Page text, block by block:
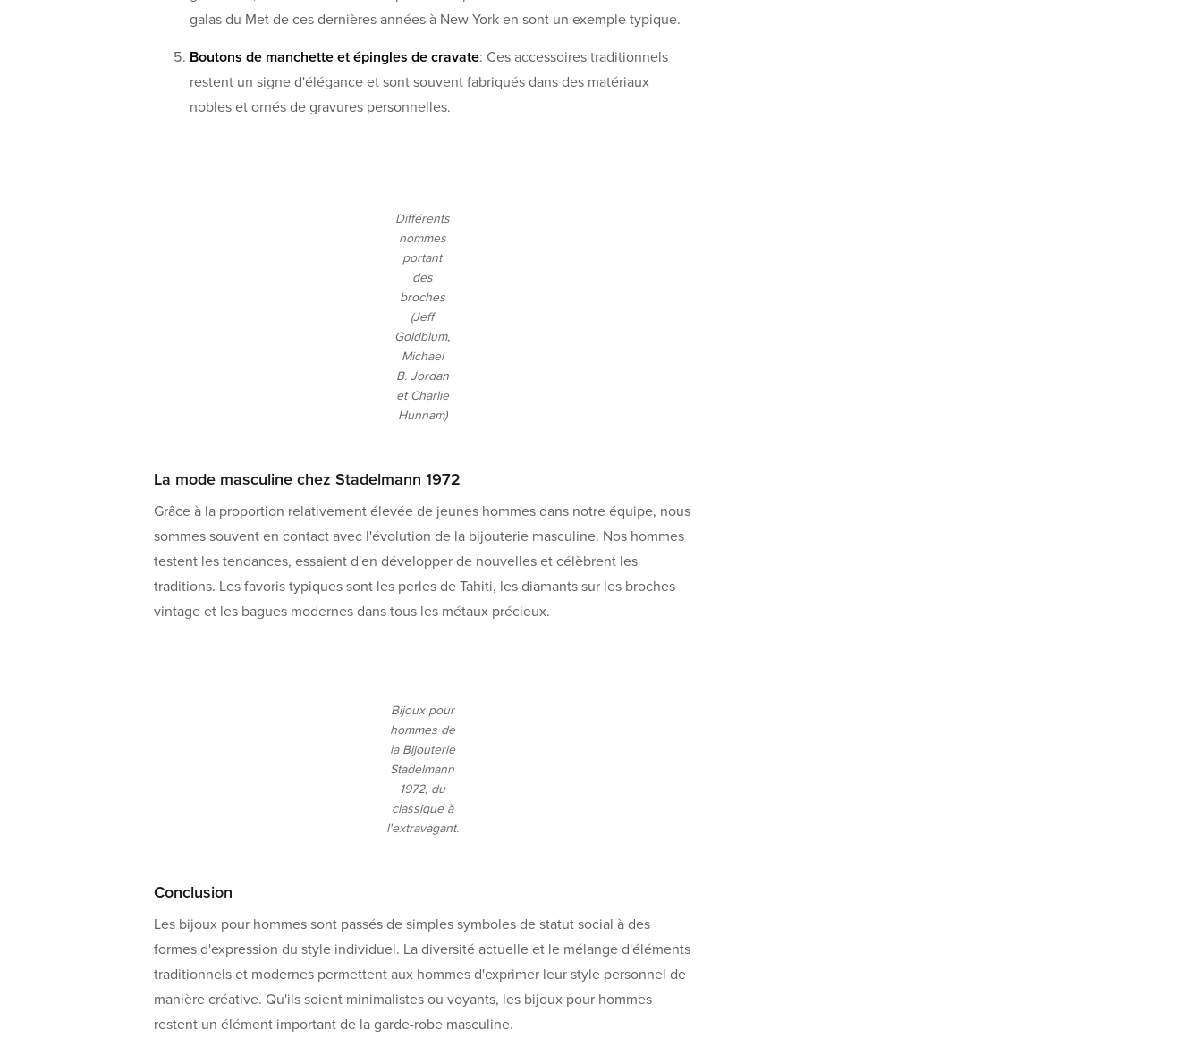
galas du Met de ces dernières années à New York en sont un exemple typique.
Boutons de manchette et épingles de cravate: Ces accessoires traditionnels
restent un signe d'élégance et sont souvent fabriqués dans des matériaux
nobles et ornés de gravures personnelles.
Différents
hommes
portant
des
broches
(Jeff
Goldblum,
Michael
B. Jordan
et Charlie
Hunnam)
La mode masculine chez Stadelmann 1972
Grâce à la proportion relativement élevée de jeunes hommes dans notre équipe, nous
sommes souvent en contact avec l'évolution de la bijouterie masculine. Nos hommes
testent les tendances, essaient d'en développer de nouvelles et célèbrent les
traditions. Les favoris typiques sont les perles de Tahiti, les diamants sur les broches
vintage et les bagues modernes dans tous les métaux précieux.
Bijoux pour
hommes de
la Bijouterie
Stadelmann
1972, du
classique à
l'extravagant.
Conclusion
Les bijoux pour hommes sont passés de simples symboles de statut social à des
formes d'expression du style individuel. La diversité actuelle et le mélange d'éléments
traditionnels et modernes permettent aux hommes d'exprimer leur style personnel de
manière créative. Qu'ils soient minimalistes ou voyants, les bijoux pour hommes
restent un élément important de la garde-robe masculine.